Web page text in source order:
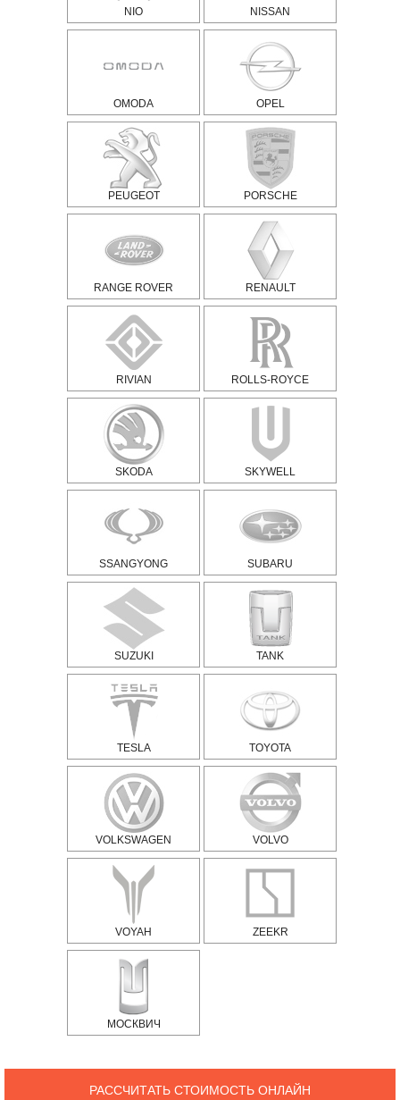
NIO NISSAN
OMODA OPEL
PEUGEOT PORSCHE
RANGE ROVER RENAULT
RIVIAN ROLLS-ROYCE
SKODA SKYWELL
SSANGYONG SUBARU
SUZUKI TANK
TESLA TOYOTA
VOLKSWAGEN VOLVO
VOYAH ZEEKR
МОСКВИЧ
РАССЧИТАТЬ СТОИМОСТЬ ОНЛАЙН